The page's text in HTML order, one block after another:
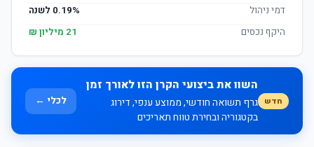
דמי ניהול
0.19% לשנה
היקף נכסים
21 מיליון ₪
חדש
השוו את ביצועי הקרן הזו לאורך זמן
גרף תשואה חודשי, ממוצע ענפי, דירוג
בקטגוריה ובחירת טווח תאריכים
לכלי ←